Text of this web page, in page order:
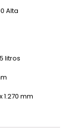
Alta
litros
1.270 mm